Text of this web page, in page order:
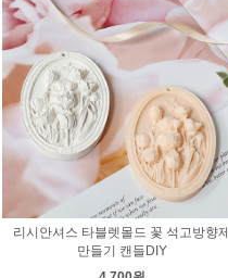
리시안셔스 타블렛몰드 꽃 석고방향제
만들기 캔들DIY